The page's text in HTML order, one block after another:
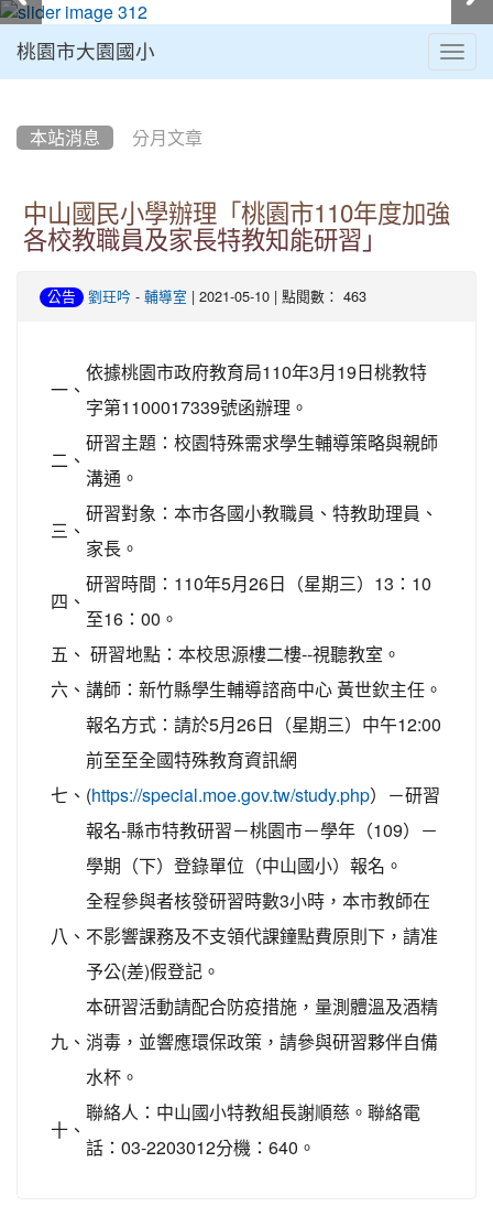
桃園市大園國小
本站消息 分月文章
中山國民小學辦理「桃園市110年度加強
各校教職員及家長特教知能研習」
公告 劉玨吟 - 輔導室 | 2021-05-10 | 點閱數： 463
一、
依據桃園市政府教育局110年3月19日桃教特
字第1100017339號函辦理。
二、
研習主題：校園特殊需求學生輔導策略與親師
溝通。
三、
研習對象：本市各國小教職員、特教助理員、
家長。
四、
研習時間：110年5月26日（星期三）13：10
至16：00。
五、 研習地點：本校思源樓二樓--視聽教室。
六、 講師：新竹縣學生輔導諮商中心 黃世欽主任。
七、
報名方式：請於5月26日（星期三）中午12:00
前至至全國特殊教育資訊網
(https://special.moe.gov.tw/study.php）－研習
報名-縣市特教研習－桃園市－學年（109）－
學期（下）登錄單位（中山國小）報名。
八、
全程參與者核發研習時數3小時，本市教師在
不影響課務及不支領代課鐘點費原則下，請准
予公(差)假登記。
九、
本研習活動請配合防疫措施，量測體溫及酒精
消毒，並響應環保政策，請參與研習夥伴自備
水杯。
十、
聯絡人：中山國小特教組長謝順慈。聯絡電
話：03-2203012分機：640。